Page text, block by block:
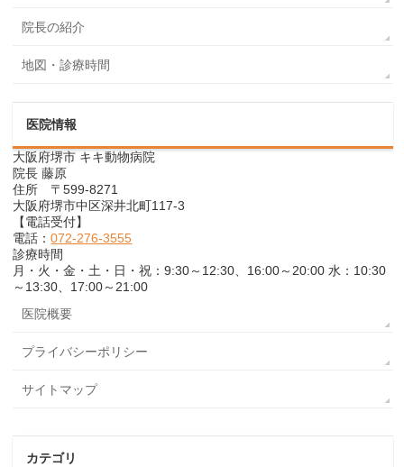
院長の紹介
地図・診療時間
医院情報
大阪府堺市 キキ動物病院
院長 藤原
住所 〒599-8271
大阪府堺市中区深井北町117-3
【電話受付】
電話：072-276-3555
診療時間
月・火・金・土・日・祝：9:30～12:30、16:00～20:00 水：10:30
～13:30、17:00～21:00
医院概要
プライバシーポリシー
サイトマップ
カテゴリ